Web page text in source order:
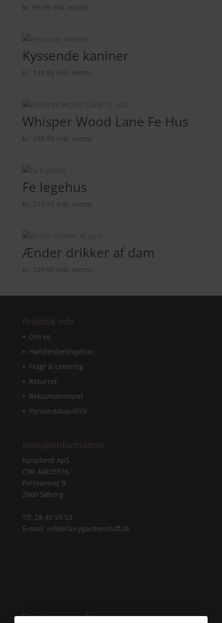
kr. 99.95 inkl. moms
Kyssende kaniner
kr. 149.95 inkl. moms
Whisper Wood Lane Fe Hus
kr. 199.95 inkl. moms
Fe legehus
kr. 219.95 inkl. moms
Ænder drikker af dam
kr. 249.95 inkl. moms
Praktisk info
Om os
Handelsbetingelser
Fragt & Levering
Returret
Reklamationsret
Persondatapolitik
Kontaktinformation
Kpopland ApS
CVR 44835576
Forsvarsvej 9
2860 Søborg
Tlf: 28 40 59 53
E-mail: info@fairygardenstuff.dk
Betalingsmetoder